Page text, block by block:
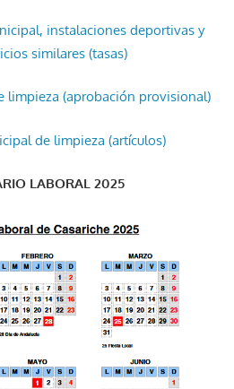
instalaciones deportivas y
similares (tasas)
limpieza (aprobación provisional)
de limpieza (artículos)
LABORAL 2025